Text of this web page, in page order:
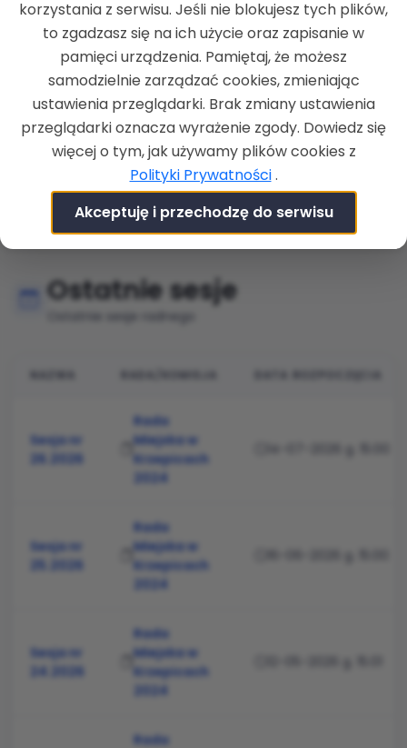
Kultury,
Sportu i
Turystyki,
Zdrowia i
Spraw
Socjalnych
Komisja
Radny, Zastępca
Przewodniczącego
Komisji
Rada
Krzepicach
Rada Radny
Ostatnie sesje
Sesja nr
26.2026
Rada
Miejska w
Krzepicach
2024
Sesja nr
25.2026
Rada
Miejska w
Krzepicach
2024
Sesja nr
24.2026
Rada
Miejska w
Krzepicach
2024
Rada
korzystania z serwisu. Jeśli nie blokujesz tych plików,
to zgadzasz się na ich użycie oraz zapisanie w
pamięci urządzenia. Pamiętaj, że możesz
samodzielnie zarządzać cookies, zmieniając
ustawienia przeglądarki. Brak zmiany ustawienia
przeglądarki oznacza wyrażenie zgody. Dowiedz się
więcej o tym, jak używamy plików cookies z
Polityki Prywatności.
Akceptuję i przechodzę do serwisu